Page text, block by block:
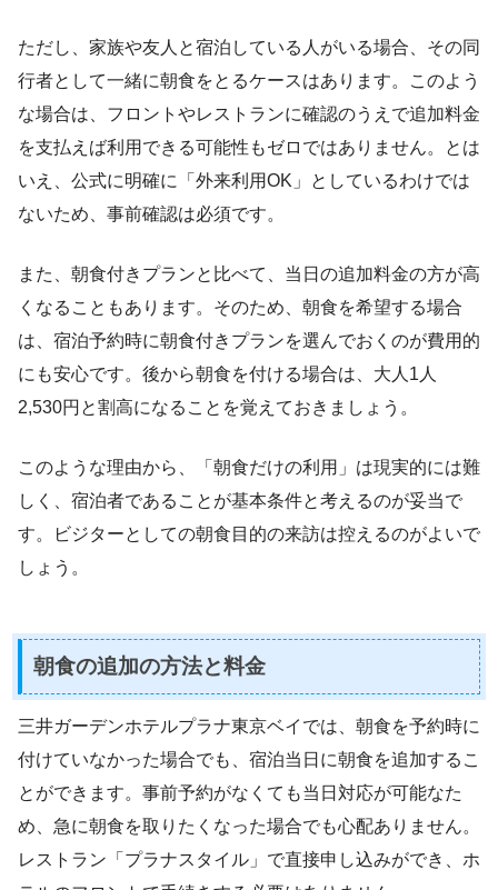
ただし、家族や友人と宿泊している人がいる場合、その同
行者として一緒に朝食をとるケースはあります。このよう
な場合は、フロントやレストランに確認のうえで追加料金
を支払えば利用できる可能性もゼロではありません。とは
いえ、公式に明確に「外来利用OK」としているわけでは
ないため、事前確認は必須です。
また、朝食付きプランと比べて、当日の追加料金の方が高
くなることもあります。そのため、朝食を希望する場合
は、宿泊予約時に朝食付きプランを選んでおくのが費用的
にも安心です。後から朝食を付ける場合は、大人1人
2,530円と割高になることを覚えておきましょう。
このような理由から、「朝食だけの利用」は現実的には難
しく、宿泊者であることが基本条件と考えるのが妥当で
す。ビジターとしての朝食目的の来訪は控えるのがよいで
しょう。
朝食の追加の方法と料金
三井ガーデンホテルプラナ東京ベイでは、朝食を予約時に
付けていなかった場合でも、宿泊当日に朝食を追加するこ
とができます。事前予約がなくても当日対応が可能なた
め、急に朝食を取りたくなった場合でも心配ありません。
レストラン「プラナスタイル」で直接申し込みができ、ホ